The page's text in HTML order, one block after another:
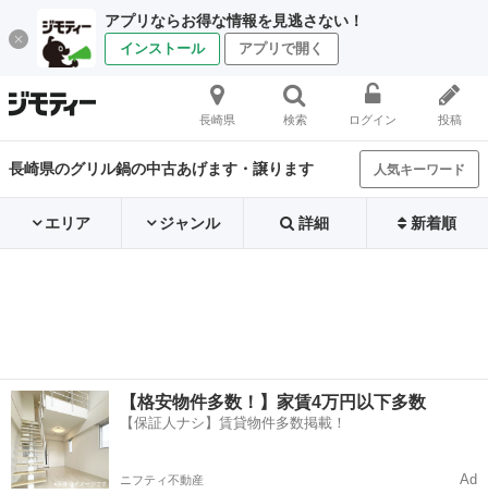
アプリならお得な情報を見逃さない！
インストール アプリで開く
長崎県 検索 ログイン 投稿
長崎県のグリル鍋の中古あげます・譲ります 人気キーワード
エリア ジャンル 詳細 新着順
【格安物件多数！】家賃4万円以下多数
【保証人ナシ】賃貸物件多数掲載！
ニフティ不動産 Ad